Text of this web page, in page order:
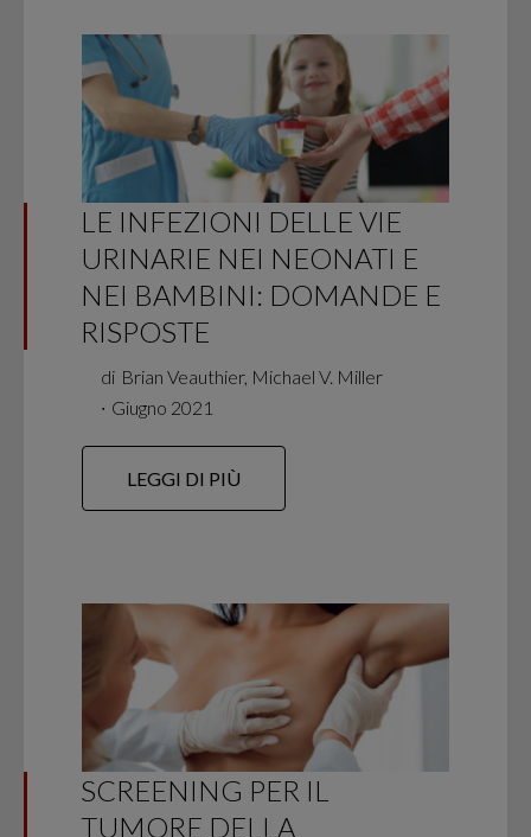
LE INFEZIONI DELLE VIE
URINARIE NEI NEONATI E
NEI BAMBINI: DOMANDE E
RISPOSTE
di Brian Veauthier, Michael V. Miller
∙ Giugno 2021
LEGGI DI PIÙ
SCREENING PER IL
TUMORE DELLA